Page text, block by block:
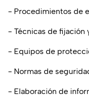
- Procedimientos de
- Técnicas de fijación
- Equipos de
- Normas de
- Elaboración de